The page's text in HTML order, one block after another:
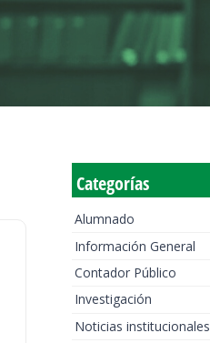
Categorías
Alumnado
Información General
Contador Público
Investigación
Noticias institucionales